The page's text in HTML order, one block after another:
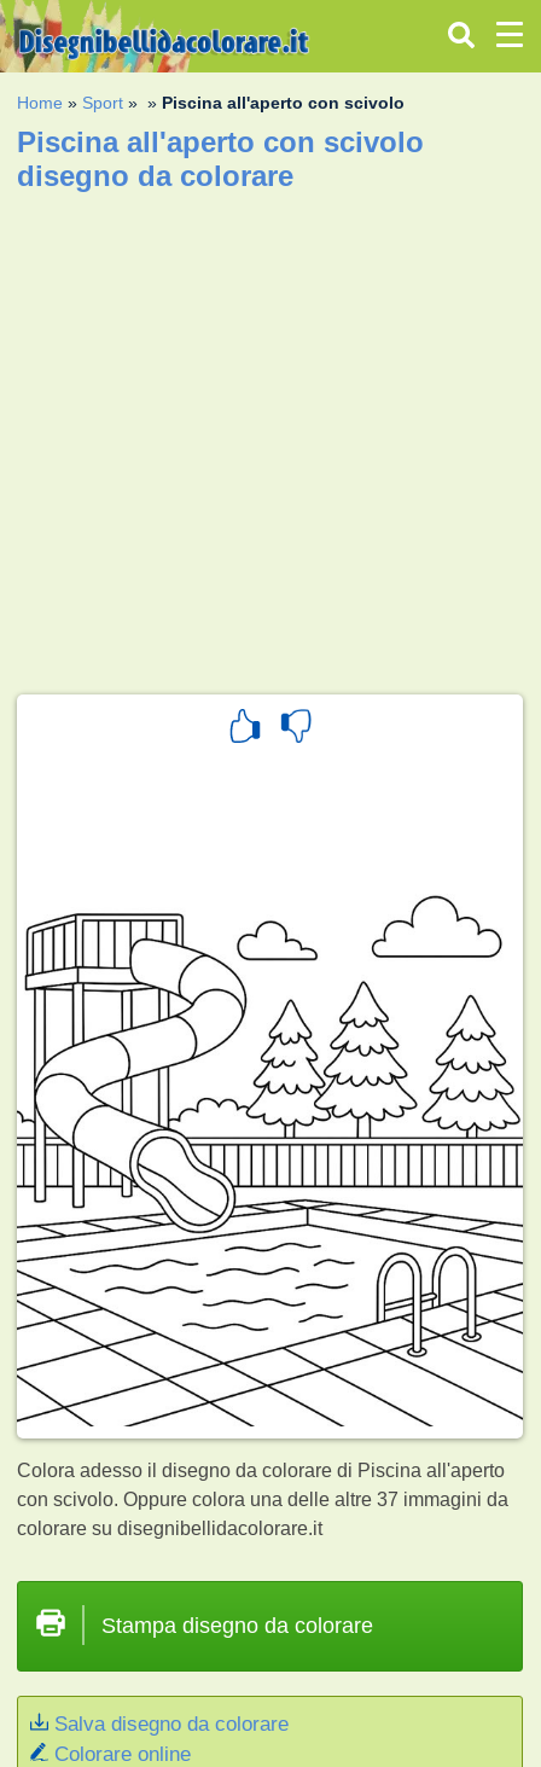
Home » Sport » » Piscina all'aperto con scivolo
Piscina all'aperto con scivolo
disegno da colorare
Colora adesso il disegno da colorare di Piscina all'aperto
con scivolo. Oppure colora una delle altre 37 immagini da
colorare su disegnibellidacolorare.it
Stampa disegno da colorare
Salva disegno da colorare
Colorare online